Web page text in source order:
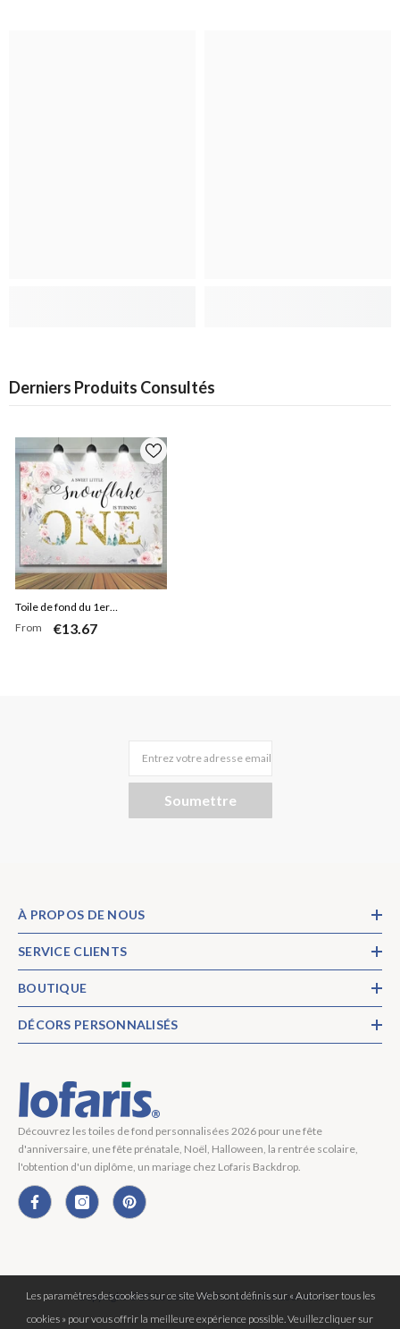
Derniers Produits Consultés
Toile de fond du 1er
anniversaire de flocons de
From €13.67
Entrez votre adresse email
Soumettre
À PROPOS DE NOUS
SERVICE CLIENTS
BOUTIQUE
DÉCORS PERSONNALISÉS
Découvrez les toiles de fond personnalisées 2026 pour une fête
d'anniversaire, une fête prénatale, Noël, Halloween, la rentrée scolaire,
l'obtention d'un diplôme, un mariage chez Lofaris Backdrop.
Copyright © 2026 Lofaris® Tous Droits Réservés.
Les paramètres des cookies sur ce site Web sont définis sur « Autoriser tous les
cookies » pour vous offrir la meilleure expérience possible. Veuillez cliquer sur